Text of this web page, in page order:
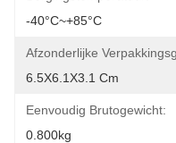
-40°C~+85°C
Afzonderlijke
6.5X6.1X3.1 Cm
Eenvoudig Brutogewicht:
0.800kg